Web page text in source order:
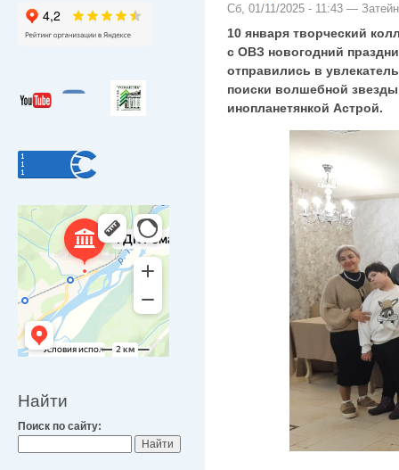
Найти
Поиск по сайту:
Сб, 01/11/2025 - 11:43 —
10 января творческий
с ОВЗ новогодний
отправились в
поиски волшебной
инопланетянкой Астрой.